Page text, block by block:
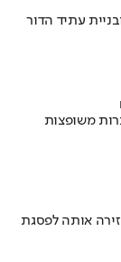
עתיד הדור
משופצות
אותה לפסגת